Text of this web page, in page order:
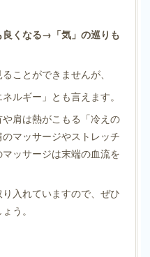
良くなる→「気」の巡りも
ことができませんが、
ルギー」とも言えます。
肩は熱がこもる「冷えの
マッサージやストレッチ
ッサージは末端の血流を
入れていますので、ぜひ
う。